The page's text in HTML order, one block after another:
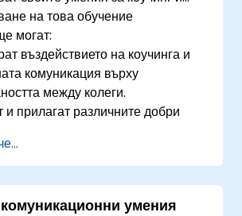
на това обучение
могат:
въздействието на коучинга и
комуникация върху
между колеги.
и прилагат различните добри
комуникационните си умения и
си за въздействие.
коучинг сесии с увереност.
умения